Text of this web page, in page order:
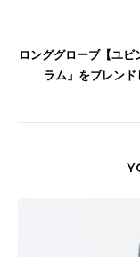
ロンググローブ【ユ
ラム」をブレンド